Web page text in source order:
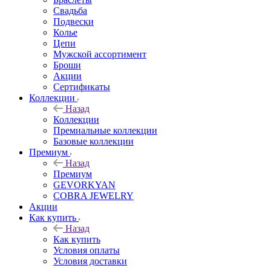
Свадьба
Подвески
Колье
Цепи
Мужской ассортимент
Броши
Акции
Сертификаты
Коллекции
Назад
Коллекции
Премиальные коллекции
Базовые коллекции
Премиум
Назад
Премиум
GEVORKYAN
COBRA JEWELRY
Акции
Как купить
Назад
Как купить
Условия оплаты
Условия доставки